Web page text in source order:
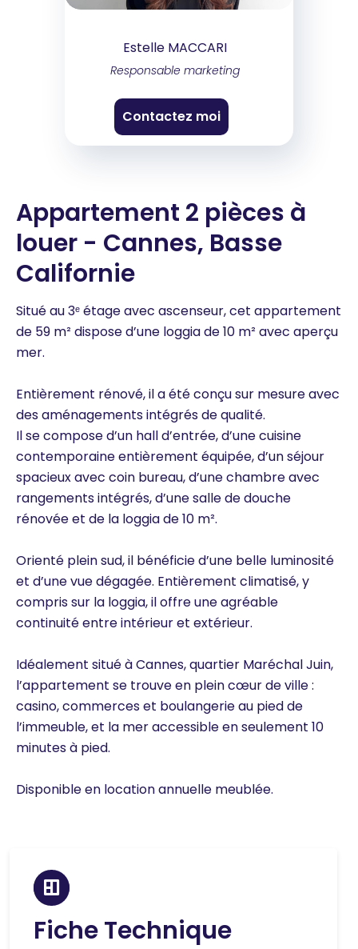
Estelle MACCARI
Responsable marketing
Contactez moi
Appartement 2 pièces à
louer - Cannes, Basse
Californie
Situé au 3ᵉ étage avec ascenseur, cet appartement
de 59 m² dispose d’une loggia de 10 m² avec aperçu
mer.
Entièrement rénové, il a été conçu sur mesure avec
des aménagements intégrés de qualité.
Il se compose d’un hall d’entrée, d’une cuisine
contemporaine entièrement équipée, d’un séjour
spacieux avec coin bureau, d’une chambre avec
rangements intégrés, d’une salle de douche
rénovée et de la loggia de 10 m².
Orienté plein sud, il bénéficie d’une belle luminosité
et d’une vue dégagée. Entièrement climatisé, y
compris sur la loggia, il offre une agréable
continuité entre intérieur et extérieur.
Idéalement situé à Cannes, quartier Maréchal Juin,
l’appartement se trouve en plein cœur de ville :
casino, commerces et boulangerie au pied de
l’immeuble, et la mer accessible en seulement 10
minutes à pied.
Disponible en location annuelle meublée.
Fiche Technique